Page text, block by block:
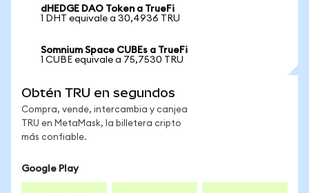
dHEDGE DAO Token a TrueFi
1 DHT equivale a 30,4936 TRU
Somnium Space CUBEs a TrueFi
1 CUBE equivale a 75,7530 TRU
Obtén TRU en segundos
Compra, vende, intercambia y canjea
TRU en MetaMask, la billetera cripto
más confiable.
Google Play